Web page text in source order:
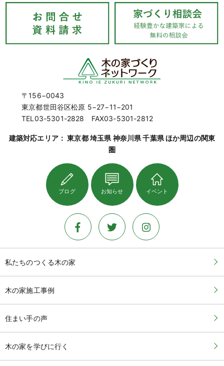
〒156−0043
東京都世田谷区松原 5−27−11−201
TEL03-5301-2828 FAX03-5301-2812
建築対応エリア： 東京都 埼玉県 神奈川県 千葉県 ほか周辺の関東
圏
ブログ お知らせ イベント
私たちのつくる木の家
木の家施工事例
住まい手の声
木の家を学びに行く